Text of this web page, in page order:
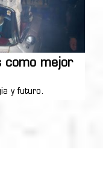
como mejor
y futuro.